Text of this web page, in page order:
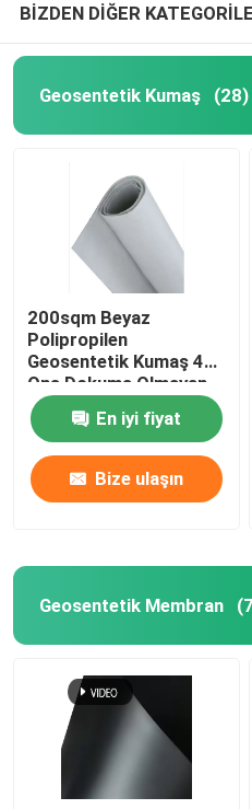
BİZDEN DİĞER
Geosentetik Kumaş (28)
200sqm Beyaz
Polipropilen
Geosentetik Kumaş 4
Ons Dokuma Olmayan
Geotekstil Kumaş
En iyi fiyat
Bize ulaşın
Geosentetik Membran